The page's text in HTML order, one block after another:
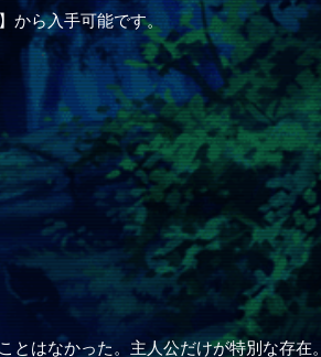
から入手可能です。
はなかった。主人公だけが特別な存在。